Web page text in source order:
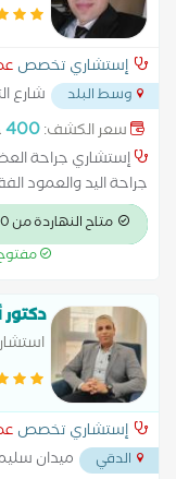
إستشاري تخصص
وسط البلد شارع
سعر الكشف:400
إستشاري جراحة
جراحة اليد والعمود
مفصل الورك استبدال
الحراري تطويل العظام
الرباط الصليبي
متاح النهاردة من 12:00 مساءً
إستشاري تخصص
الدقي ميدان